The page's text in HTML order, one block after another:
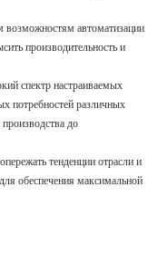
автоматизации
производительность и
спектр настраиваемых
потребностей различных
до
тенденции отрасли и
обеспечения максимальной